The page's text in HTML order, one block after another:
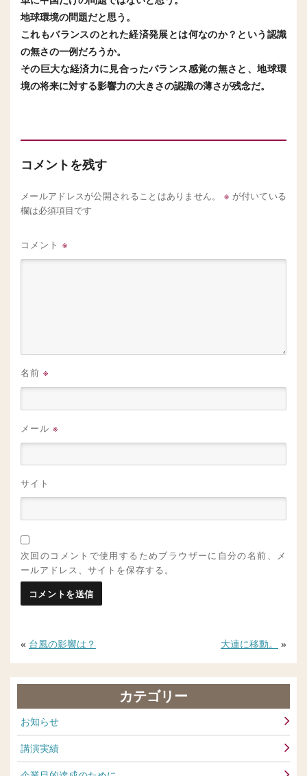
地球環境の問題だと思う。
これもバランスのとれた経済発展とは何なのか？という認識
の無さの一例だろうか。
その巨大な経済力に見合ったバランス感覚の無さと、地球環
境の将来に対する影響力の大きさの認識の薄さが残念だ。
コメントを残す
メールアドレスが公開されることはありません。 ※ が付いている
欄は必須項目です
コメント ※
名前 ※
メール ※
サイト
次回のコメントで使用するためブラウザーに自分の名前、メ
ールアドレス、サイトを保存する。
« 台風の影響は？ 大連に移動。 »
カテゴリー
お知らせ
講演実績